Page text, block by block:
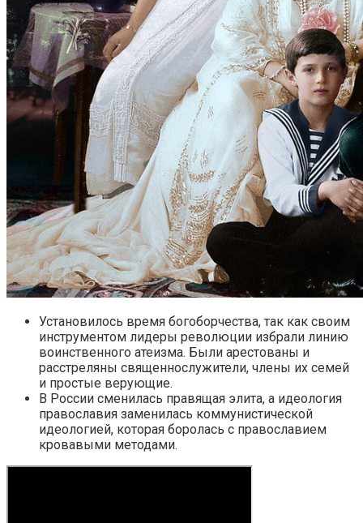
Установилось время богоборчества, так как своим
инструментом лидеры революции избрали линию
воинственного атеизма. Были арестованы и
расстреляны священнослужители, члены их семей
и простые верующие.
В России сменилась правящая элита, а идеология
православия заменилась коммунистической
идеологией, которая боролась с православием
кровавыми методами.